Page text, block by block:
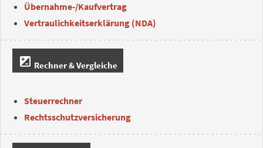
Übernahme-/Kaufvertrag
Vertraulichkeitserklärung (NDA)
iso Rechner & Vergleiche
Steuerrechner
Rechtsschutzversicherung